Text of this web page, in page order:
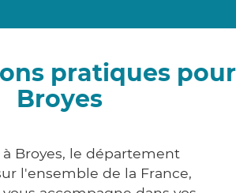
pratiques pour
Broyes
Broyes, le département
l'ensemble de la France,